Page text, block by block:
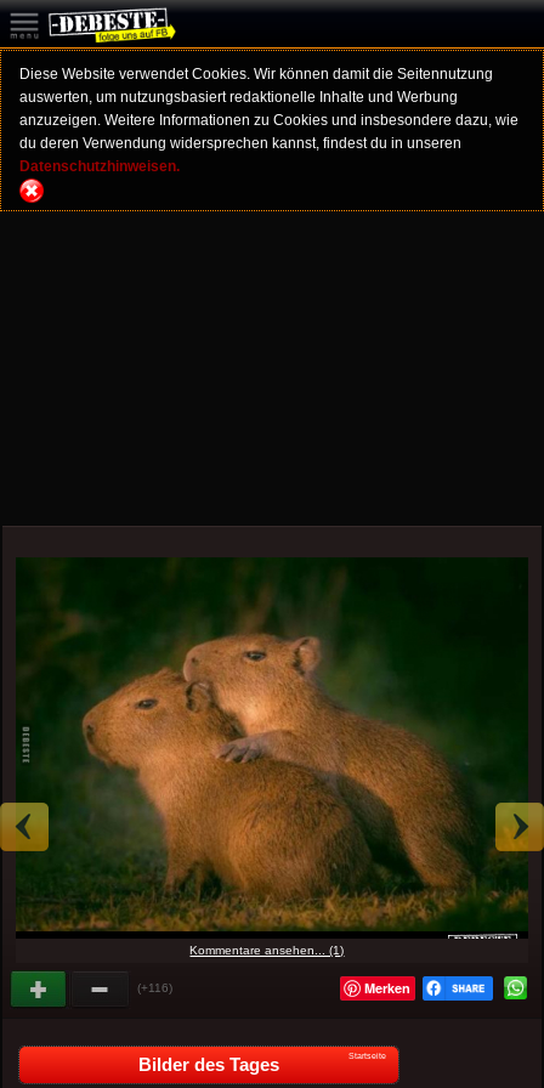
Diese Website verwendet Cookies. Wir können damit die Seitennutzung
auswerten, um nutzungsbasiert redaktionelle Inhalte und Werbung
anzuzeigen. Weitere Informationen zu Cookies und insbesondere dazu, wie
du deren Verwendung widersprechen kannst, findest du in unseren
Datenschutzhinweisen.
Kommentare ansehen... (1)
(+116) Merken
Bilder des Tages Startseite